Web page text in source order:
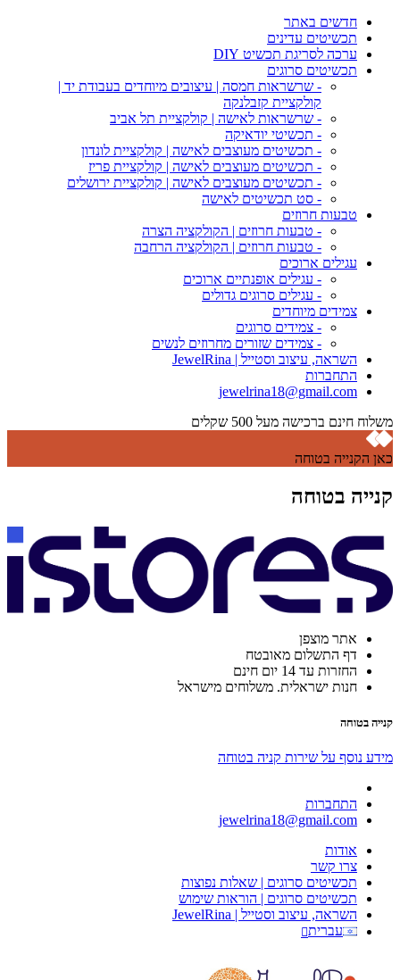
חדשים באתר
תכשיטים עדינים
ערכה לסריגת תכשיט DIY
תכשיטים סרוגים
- שרשראות חמסה | עיצובים מיוחדים בעבודת יד |
קולקציית קזבלנקה
- שרשראות לאישה | קולקציית תל אביב
- תכשיטי יודאיקה
- תכשיטים מעוצבים לאישה | קולקציית לונדון
- תכשיטים מעוצבים לאישה | קולקציית פריז
- תכשיטים מעוצבים לאישה | קולקציית ירושלים
- סט תכשיטים לאישה
טבעות חרוזים
- טבעות חרוזים | הקולקציה הצרה
- טבעות חרוזים | הקולקציה הרחבה
עגילים ארוכים
- עגילים אופנתיים ארוכים
- עגילים סרוגים גדולים
צמידים מיוחדים
- צמידים סרוגים
- צמידים שזורים מחרוזים לנשים
השראה, עיצוב וסטייל | JewelRina
התחברות
jewelrina18@gmail.com
משלוח חינם ברכישה מעל 500 שקלים
כאן הקנייה בטוחה
קנייה בטוחה
אתר מוצפן
דף התשלום מאובטח
החזרות עד 14 יום חינם
חנות ישראלית. משלוחים מישראל
קנייה בטוחה
מידע נוסף על שירות קניה בטוחה
התחברות
jewelrina18@gmail.com
אודות
צרו קשר
תכשיטים סרוגים | שאלות נפוצות
תכשיטים סרוגים | הוראות שימוש
השראה, עיצוב וסטייל | JewelRina
עברית